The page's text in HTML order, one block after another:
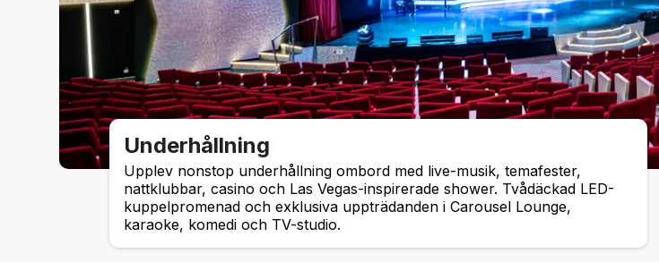
Underhållning
Upplev nonstop underhållning ombord med live-musik, temafester,
nattklubbar, casino och Las Vegas-inspirerade shower. Tvådäckad LED-
kuppelpromenad och exklusiva uppträdanden i Carousel Lounge,
karaoke, komedi och TV-studio.